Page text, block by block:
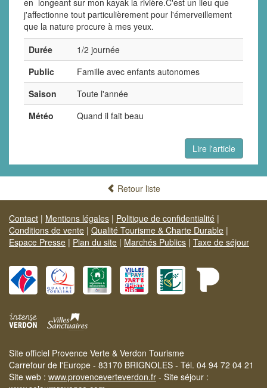
en longeant sur mon kayak la rivière.C'est un lieu que
j'affectionne tout particulièrement pour l'émerveillement
que la nature procure à mes yeux.
Durée
1/2 journée
Public
Famille avec enfants autonomes
Saison
Toute l'année
Météo
Quand il fait beau
Lire l'article
Retour liste
Contact | Mentions légales | Politique de confidentialité |
Conditions de vente | Qualité Tourisme & Charte Durable |
Espace Presse | Plan du site | Marchés Publics | Taxe de séjour
Site officiel Provence Verte & Verdon Tourisme
Carrefour de l'Europe - 83170 BRIGNOLES - Tél. 04 94 72 04 21
Site web : www.provenceverteverdon.fr - Site séjour :